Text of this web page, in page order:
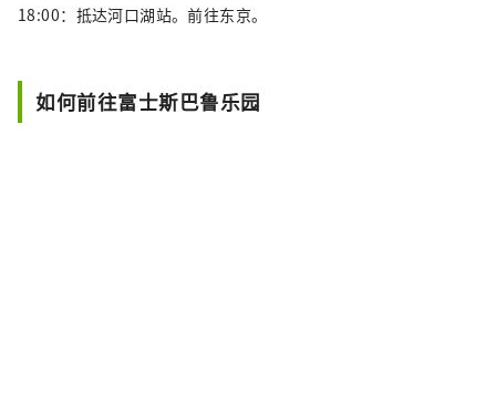
18:00：抵达河口湖站。前往东京。
如何前往富士斯巴鲁乐园